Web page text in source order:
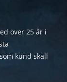
över 25 år i
kund skall